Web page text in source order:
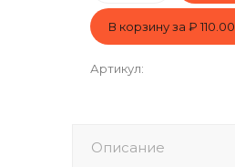
В корзину за ₽ 110.00
Артикул:
Описание